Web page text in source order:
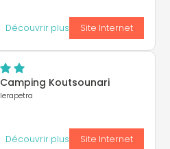
Découvrir plus Site Internet
Camping Koutsounari
Ierapetra
Découvrir plus Site Internet